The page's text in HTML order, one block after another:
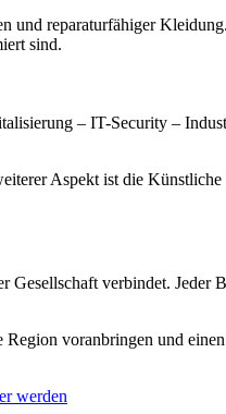
und reparaturfähiger
sind.
– IT-Security –
Aspekt ist die
verbindet.
voranbringen und
werden